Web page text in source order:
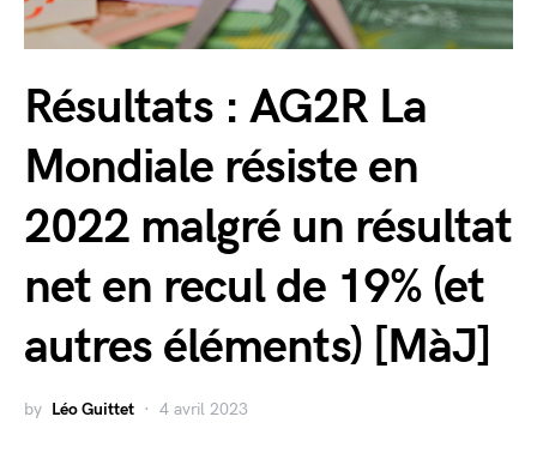
Résultats : AG2R La
Mondiale résiste en
2022 malgré un résultat
net en recul de 19% (et
autres éléments) [MàJ]
by Léo Guittet 4 avril 2023